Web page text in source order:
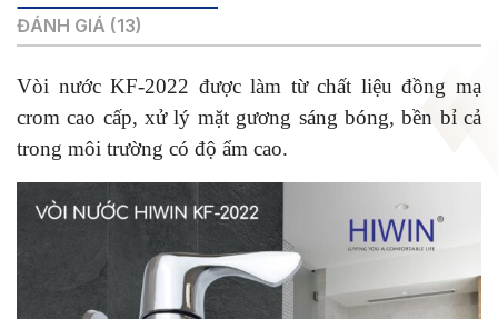
ĐÁNH GIÁ (13)
Vòi nước KF-2022 được làm từ chất liệu đồng mạ
crom cao cấp, xử lý mặt gương sáng bóng, bền bỉ cả
trong môi trường có độ ẩm cao.